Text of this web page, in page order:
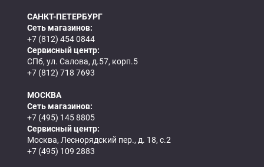
САНКТ-ПЕТЕРБУРГ
Сеть магазинов:
+7 (812) 454 0844
Сервисный центр:
СПб, ул. Салова, д.57, корп.5
+7 (812) 718 7693
МОСКВА
Сеть магазинов:
+7 (495) 145 8805
Сервисный центр:
Москва, Леснорядский пер., д. 18, с.2
+7 (495) 109 2883